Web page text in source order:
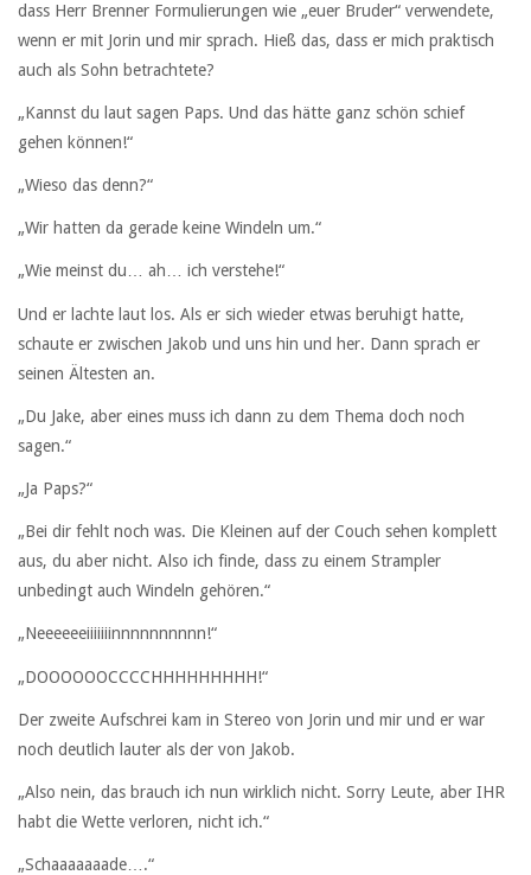
dass Herr Brenner Formulierungen wie „euer Bruder“ verwendete,
wenn er mit Jorin und mir sprach. Hieß das, dass er mich praktisch
auch als Sohn betrachtete?
„Kannst du laut sagen Paps. Und das hätte ganz schön schief
gehen können!“
„Wieso das denn?“
„Wir hatten da gerade keine Windeln um.“
„Wie meinst du… ah… ich verstehe!“
Und er lachte laut los. Als er sich wieder etwas beruhigt hatte,
schaute er zwischen Jakob und uns hin und her. Dann sprach er
seinen Ältesten an.
„Du Jake, aber eines muss ich dann zu dem Thema doch noch
sagen.“
„Ja Paps?“
„Bei dir fehlt noch was. Die Kleinen auf der Couch sehen komplett
aus, du aber nicht. Also ich finde, dass zu einem Strampler
unbedingt auch Windeln gehören.“
„Neeeeeeiiiiiiinnnnnnnnnn!“
„DOOOOOOCCCCHHHHHHHHH!“
Der zweite Aufschrei kam in Stereo von Jorin und mir und er war
noch deutlich lauter als der von Jakob.
„Also nein, das brauch ich nun wirklich nicht. Sorry Leute, aber IHR
habt die Wette verloren, nicht ich.“
„Schaaaaaaade….“